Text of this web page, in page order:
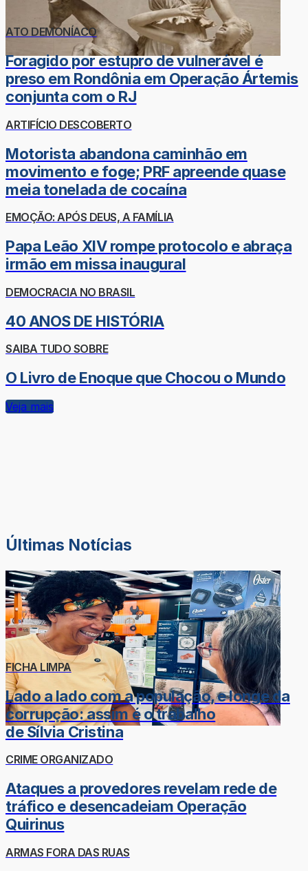
ATO DEMONÍACO
Foragido por estupro de vulnerável é
preso em Rondônia em Operação Ártemis
conjunta com o RJ
ARTIFÍCIO DESCOBERTO
Motorista abandona caminhão em
movimento e foge; PRF apreende quase
meia tonelada de cocaína
EMOÇÃO: APÓS DEUS, A FAMÍLIA
Papa Leão XIV rompe protocolo e abraça
irmão em missa inaugural
DEMOCRACIA NO BRASIL
40 ANOS DE HISTÓRIA
SAIBA TUDO SOBRE
O Livro de Enoque que Chocou o Mundo
Veja mais
Últimas Notícias
FICHA LIMPA
Lado a lado com a população, e longe da
corrupção: assim é o trabalho
de Sílvia Cristina
CRIME ORGANIZADO
Ataques a provedores revelam rede de
tráfico e desencadeiam Operação
Quirinus
ARMAS FORA DAS RUAS